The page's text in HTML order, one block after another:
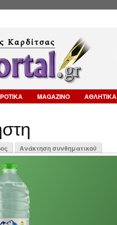
MAGAZINO ΑΘΛΗΤΙΚΑ
Ανάκτηση συνθηματικού